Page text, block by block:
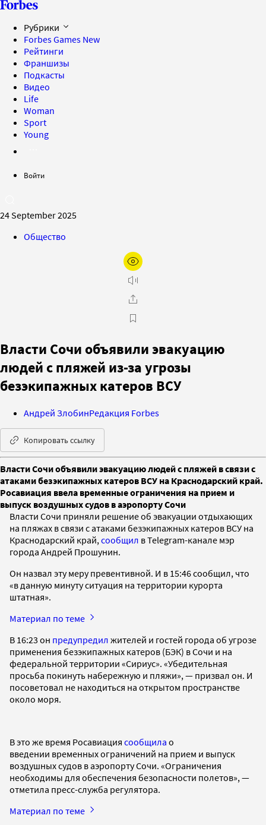
Рубрики
Forbes Games New
Рейтинги
Франшизы
Подкасты
Видео
Life
Woman
Sport
Young
Войти
24 September 2025
Общество
Власти Сочи объявили эвакуацию
людей с пляжей из-за угрозы
безэкипажных катеров ВСУ
Андрей ЗлобинРедакция Forbes
Копировать ссылку
Власти Сочи объявили эвакуацию людей с пляжей в связи с
атаками безэкипажных катеров ВСУ на Краснодарский край.
Росавиация ввела временные ограничения на прием и
выпуск воздушных судов в аэропорту Сочи
Власти Сочи приняли решение об эвакуации отдыхающих
на пляжах в связи с атаками безэкипажных катеров ВСУ на
Краснодарский край, сообщил в Telegram-канале мэр
города Андрей Прошунин.
Он назвал эту меру превентивной. И в 15:46 сообщил, что
«в данную минуту ситуация на территории курорта
штатная».
Материал по теме
В 16:23 он предупредил жителей и гостей города об угрозе
применения безэкипажных катеров (БЭК) в Сочи и на
федеральной территории «Сириус». «Убедительная
просьба покинуть набережную и пляжи», — призвал он. И
посоветовал не находиться на открытом пространстве
около моря.
В это же время Росавиация сообщила о
введении временных ограничений на прием и выпуск
воздушных судов в аэропорту Сочи. «Ограничения
необходимы для обеспечения безопасности полетов», —
отметила пресс-служба регулятора.
Материал по теме